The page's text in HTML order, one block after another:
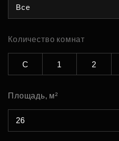
Все
Количество комнат
С 1 2
Площадь, м²